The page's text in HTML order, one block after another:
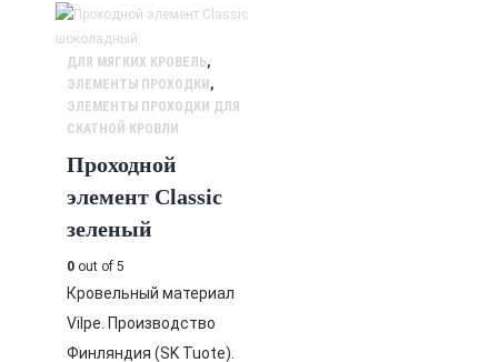
ДЛЯ МЯГКИХ КРОВЕЛЬ,
ЭЛЕМЕНТЫ ПРОХОДКИ ,
ЭЛЕМЕНТЫ ПРОХОДКИ ДЛЯ
СКАТНОЙ КРОВЛИ
Проходной
элемент Classic
зеленый
0 out of 5
Кровельный материал
Vilpe. Производство
Финляндия (SK Tuote).